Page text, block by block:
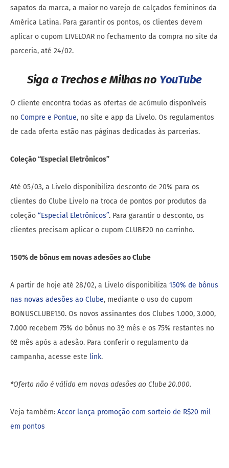
sapatos da marca, a maior no varejo de calçados femininos da
América Latina. Para garantir os pontos, os clientes devem
aplicar o cupom LIVELOAR no fechamento da compra no site da
parceria, até 24/02.
Siga a Trechos e Milhas no YouTube
O cliente encontra todas as ofertas de acúmulo disponíveis
no Compre e Pontue, no site e app da Livelo. Os regulamentos
de cada oferta estão nas páginas dedicadas às parcerias.
Coleção “Especial Eletrônicos”
Até 05/03, a Livelo disponibiliza desconto de 20% para os
clientes do Clube Livelo na troca de pontos por produtos da
coleção “Especial Eletrônicos”. Para garantir o desconto, os
clientes precisam aplicar o cupom CLUBE20 no carrinho.
150% de bônus em novas adesões ao Clube
A partir de hoje até 28/02, a Livelo disponibiliza 150% de bônus
nas novas adesões ao Clube, mediante o uso do cupom
BONUSCLUBE150. Os novos assinantes dos Clubes 1.000, 3.000,
7.000 recebem 75% do bônus no 3º mês e os 75% restantes no
6º mês após a adesão. Para conferir o regulamento da
campanha, acesse este link.
*Oferta não é válida em novas adesões ao Clube 20.000.
Veja também: Accor lança promoção com sorteio de R$20 mil
em pontos